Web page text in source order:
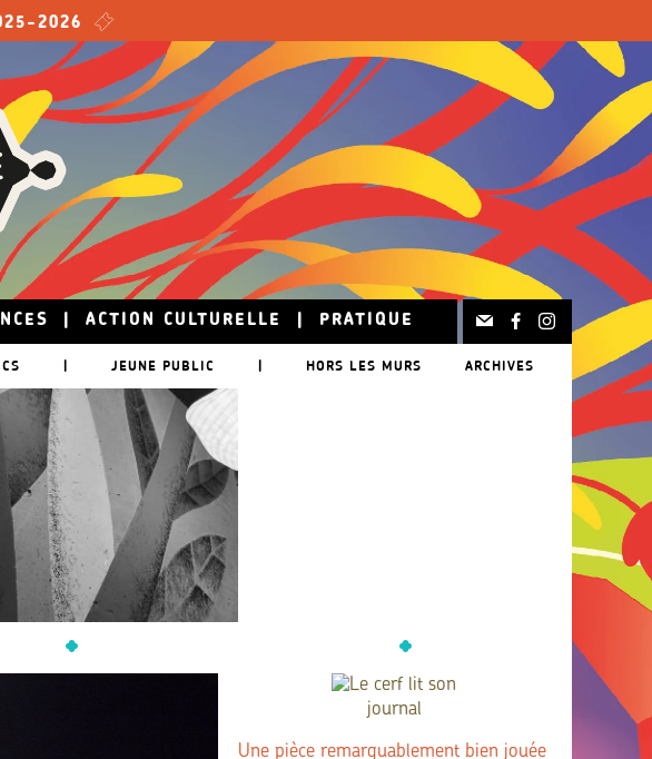
2026
ACTION CULTURELLE PRATIQUE
| JEUNE PUBLIC | HORS LES MURS ARCHIVES
Une pièce remarquablement bien jouée